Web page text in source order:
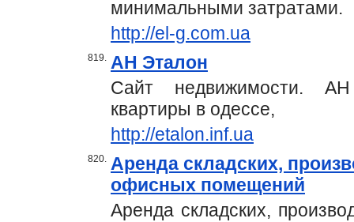
минимальными затратами.
http://el-g.com.ua
819. АН Эталон
Сайт недвижимости.
квартиры в одессе,
http://etalon.inf.ua
820. Аренда складских,
офисных помещений
Аренда складских,